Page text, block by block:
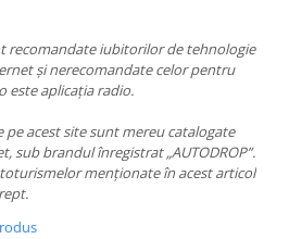
recomandate iubitorilor de tehnologie
și nerecomandate celor pentru
este aplicația radio.
pe acest site sunt mereu catalogate
sub brandul înregistrat „AUTODROP”.
menționate în acest articol